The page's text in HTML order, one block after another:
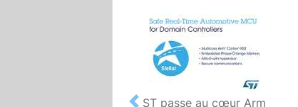
ST passe au cœur Arm